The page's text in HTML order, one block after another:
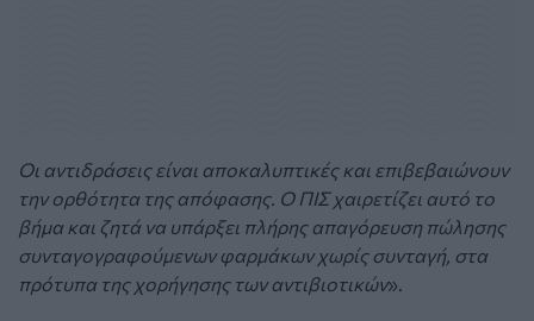
Οι αντιδράσεις είναι αποκαλυπτικές και επιβεβαιώνουν
την ορθότητα της απόφασης. Ο ΠΙΣ χαιρετίζει αυτό το
βήμα και ζητά να υπάρξει πλήρης απαγόρευση πώλησης
συνταγογραφούμενων φαρμάκων χωρίς συνταγή, στα
πρότυπα της χορήγησης των αντιβιοτικών».